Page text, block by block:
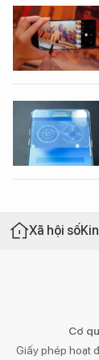
Xã hội số
Cơ
Giấy phép hoạt